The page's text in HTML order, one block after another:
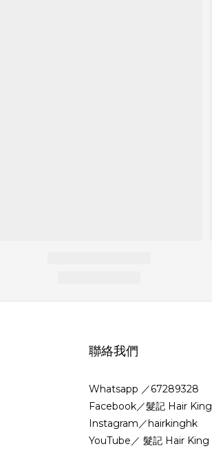
聯絡我們
Whatsapp ／67289328
Facebook／髮記 Hair King
Instagram／hairkinghk
YouTube／ 髮記 Hair King